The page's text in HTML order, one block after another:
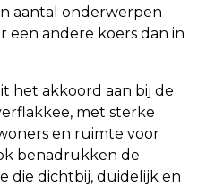
aantal onderwerpen
een andere koers dan in
het akkoord aan bij de
met sterke
en ruimte voor
benadrukken de
die dichtbij, duidelijk en